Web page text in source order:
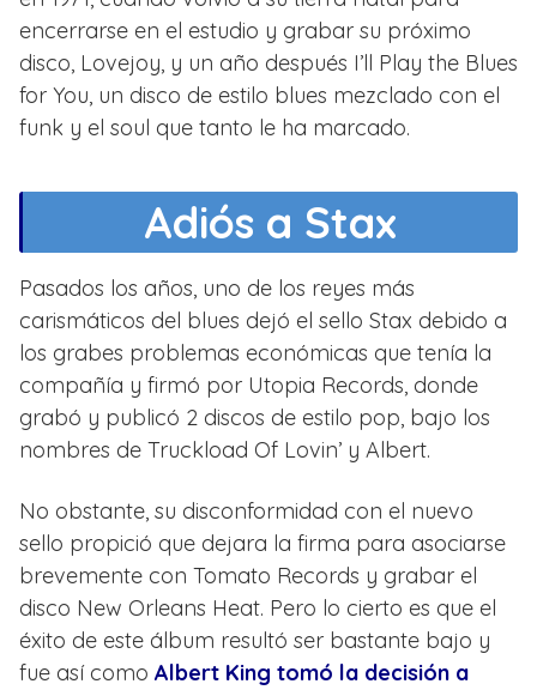
encerrarse en el estudio y grabar su próximo
disco, Lovejoy, y un año después I’ll Play the Blues
for You, un disco de estilo blues mezclado con el
funk y el soul que tanto le ha marcado.
Adiós a Stax
Pasados los años, uno de los reyes más
carismáticos del blues dejó el sello Stax debido a
los grabes problemas económicas que tenía la
compañía y firmó por Utopia Records, donde
grabó y publicó 2 discos de estilo pop, bajo los
nombres de Truckload Of Lovin’ y Albert.
No obstante, su disconformidad con el nuevo
sello propició que dejara la firma para asociarse
brevemente con Tomato Records y grabar el
disco New Orleans Heat. Pero lo cierto es que el
éxito de este álbum resultó ser bastante bajo y
fue así como Albert King tomó la decisión a